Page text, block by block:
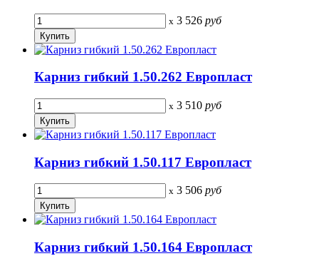
x 3 526 руб
Карниз гибкий 1.50.262 Европласт
x 3 510 руб
Карниз гибкий 1.50.117 Европласт
x 3 506 руб
Карниз гибкий 1.50.164 Европласт